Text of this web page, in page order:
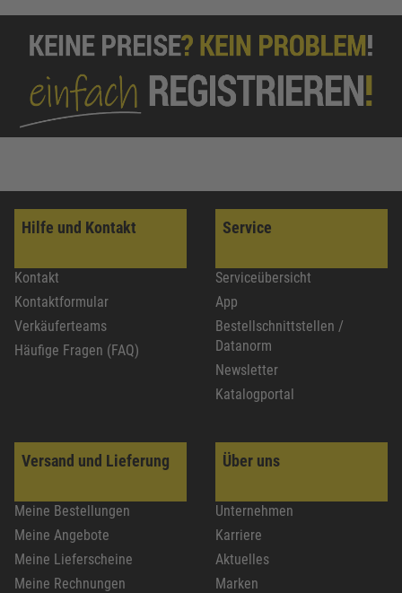
Hilfe und Kontakt
Kontakt
Kontaktformular
Verkäuferteams
Häufige Fragen (FAQ)
Service
Serviceübersicht
App
Bestellschnittstellen /
Datanorm
Newsletter
Katalogportal
Versand und Lieferung
Meine Bestellungen
Meine Angebote
Meine Lieferscheine
Meine Rechnungen
Über uns
Unternehmen
Karriere
Aktuelles
Marken